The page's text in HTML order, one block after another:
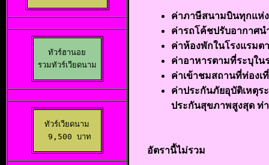
ทัวร์ฮานอย
รวมทัวร์เวียดนาม
ทัวร์เวียดนาม
9,500 บาท
ค่าภาษีสนามบินทุกแห่
ค่ารถโค้ชปรับอากาศ
ค่าห้องพักในโรงแรมต
ค่าอาหารตามที่ระบุใน
ค่าเข้าชมสถานที่ท่องเ
ค่าประกันภัยอุบัติเหตุระ
ประกันสุขภาพสูงสุด ท่า
อัตรานี้ไม่รวม